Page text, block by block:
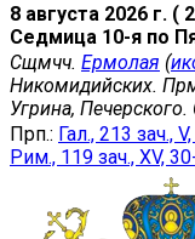
8 августа 2026 г. (
Седмица 10-я по
Сщмчч. Ермолая (
Никомидийских.
Угрина,
Прп.: Гал., 213 зач.,
Рим., 119 зач., XV,